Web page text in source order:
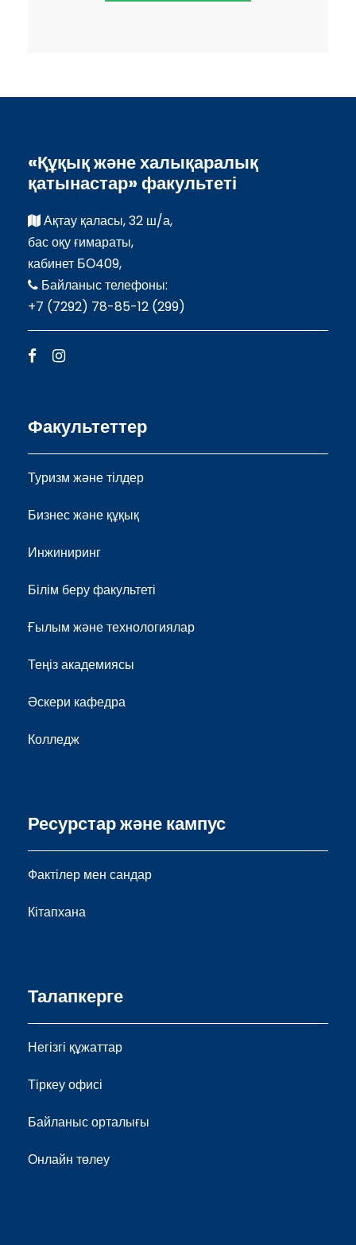
«Құқық және халықаралық
қатынастар» факультеті
Ақтау қаласы, 32 ш/а,
бас оқу ғимараты,
кабинет БО409,
Байланыс телефоны:
+7 (7292) 78-85-12 (299)
Факультеттер
Туризм және тілдер
Бизнес және құқық
Инжиниринг
Білім беру факультеті
Ғылым және технологиялар
Теңіз академиясы
Әскери кафедра
Колледж
Ресурстар және кампус
Фактілер мен сандар
Кітапхана
Талапкерге
Негізгі құжаттар
Тіркеу офисі
Байланыс орталығы
Онлайн төлеу